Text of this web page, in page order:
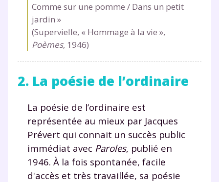
Comme sur une pomme / Dans un petit
jardin »
(Supervielle, « Hommage à la vie »,
Poèmes, 1946)
2. La poésie de l’ordinaire
La poésie de l’ordinaire est
représentée au mieux par Jacques
Prévert qui connait un succès public
immédiat avec Paroles, publié en
1946. À la fois spontanée, facile
d'accès et très travaillée, sa poésie